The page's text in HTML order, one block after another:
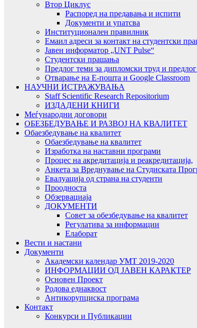
Втор Циклус
Распоред на предавањa и испити
Документи и упатсва
Институционален правилник
Емаил адреси за контакт на студентски
Јавен информатор „UNT Pulse“
Студентски прашања
Предлог теми за дипломски труд и
Отварање на Е-пошта и Google Classroom
НАУЧНИ ИСТРАЖУВАЊА
Staff Scientific Research Repositorium
ИЗДАДЕНИ КНИГИ
Меѓународни договори
ОБЕЗБЕДУВАЊЕ И РАЗВОЈ НА КВАЛИТЕТ
Обаезбедување на квалитет
Обаезбедување на квалитет
Изработка на наставни програми
Процес на акредитација и реакредитација,
Анкета за Вреднување на Студиската
Евалуација од страна на студенти
Проодноста
Обзервациаја
ДОКУМЕНТИ
Совет за обезбедување на квалитет
Регулатива за информации
Елаборат
Вести и настани
Документи
Академски календар УМТ 2019-2020
ИНФОРМАЦИИ ОД ЈАВЕН КАРАКТЕР
Основен Проект
Родова еднаквост
Антикорупциска програма
Контакт
Конкурси и Публикации